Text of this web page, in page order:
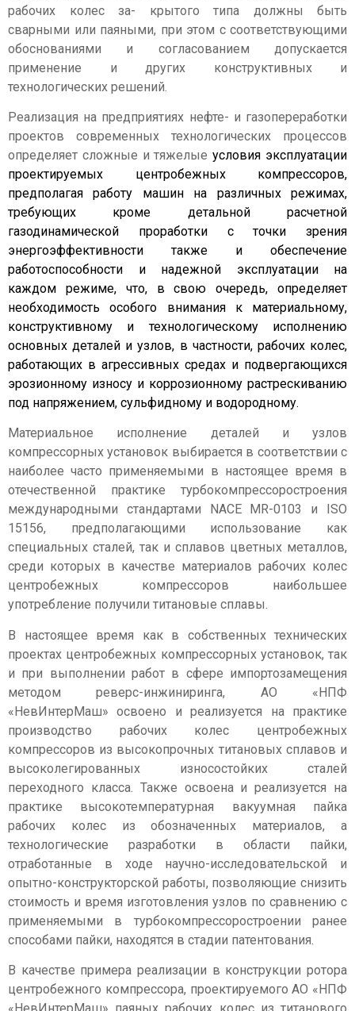
рабочих колес за- крытого типа должны быть
сварными или паяными, при этом с соответствующими
обоснованиями и согласованием допускается
применение и других конструктивных и
технологических решений.
Реализация на предприятиях нефте- и газопереработки
проектов современных технологических процессов
определяет сложные и тяжелыеусловия эксплуатации
проектируемых центробежных компрессоров,
предполагая работу машин на различных режимах,
требующих кроме детальной расчетной
газодинамической проработки с точки зрения
энергоэффективности также и обеспечение
работоспособности и надежной эксплуатации на
каждом режиме, что, в свою очередь, определяет
необходимость особого внимания к материальному,
конструктивному и технологическому исполнению
основных деталей и узлов, в частности, рабочих колес,
работающих в агрессивных средах и подвергающихся
эрозионному износу и коррозионному растрескиванию
под напряжением, сульфидному и водородному.
Материальное исполнение деталей и узлов
компрессорных установок выбирается в соответствии с
наиболее часто применяемыми в настоящее время в
отечественной практике турбокомпрессоростроения
международными стандартами NACE MR-0103 и ISO
15156, предполагающими использование как
специальных сталей, так и сплавов цветных металлов,
среди которых в качестве материалов рабочих колес
центробежных компрессоров наибольшее
употребление получили титановые сплавы.
В настоящее время как в собственных технических
проектах центробежных компрессорных установок, так
и при выполнении работ в сфере импортозамещения
методом реверс-инжиниринга, АО «НПФ
«НевИнтерМаш» освоено и реализуется на практике
производство рабочих колес центробежных
компрессоров из высокопрочных титановых сплавов и
высоколегированных износостойких сталей
переходного класса. Также освоена и реализуется на
практике высокотемпературная вакуумная пайка
рабочих колес из обозначенных материалов, а
технологические разработки в области пайки,
отработанные в ходе научно-исследовательской и
опытно-конструкторской работы, позволяющие снизить
стоимость и время изготовления узлов по сравнению с
применяемыми в турбокомпрессоростроении ранее
способами пайки, находятся в стадии патентования.
В качестве примера реализации в конструкции ротора
центробежного компрессора, проектируемого АО «НПФ